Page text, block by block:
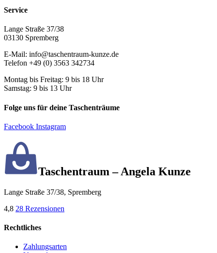
Service
Lange Straße 37/38
03130 Spremberg
E-Mail: info@taschentraum-kunze.de
Telefon +49 (0) 3563 342734
Montag bis Freitag: 9 bis 18 Uhr
Samstag: 9 bis 13 Uhr
Folge uns für deine Taschenträume
Facebook Instagram
Taschentraum – Angela Kunze
Lange Straße 37/38, Spremberg
4,8 28 Rezensionen
Rechtliches
Zahlungsarten